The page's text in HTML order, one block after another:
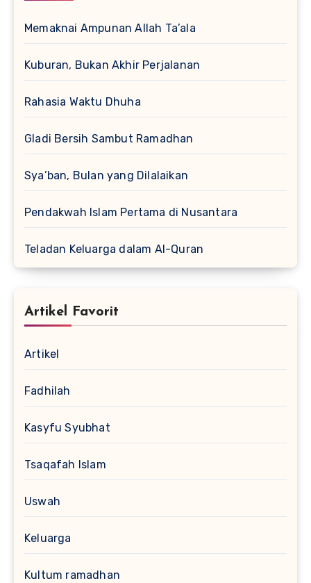
Memaknai Ampunan Allah Ta’ala
Kuburan, Bukan Akhir Perjalanan
Rahasia Waktu Dhuha
Gladi Bersih Sambut Ramadhan
Sya’ban, Bulan yang Dilalaikan
Pendakwah Islam Pertama di Nusantara
Teladan Keluarga dalam Al-Quran
Artikel Favorit
Artikel
Fadhilah
Kasyfu Syubhat
Tsaqafah Islam
Uswah
Keluarga
Kultum ramadhan